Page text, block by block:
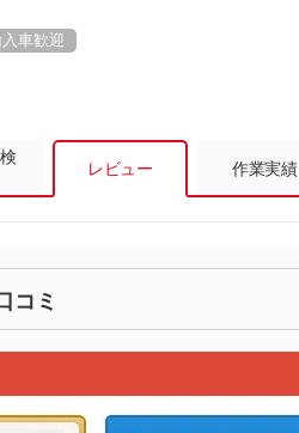
車歓迎
レビュー 作業実績
コミ